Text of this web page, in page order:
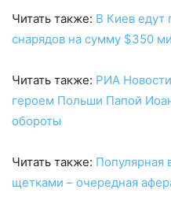
Читать также: В Киев
снарядов на сумму $350
Читать также: РИА
героем Польши Папой
обороты
Читать также: Популярная
щетками – очередная